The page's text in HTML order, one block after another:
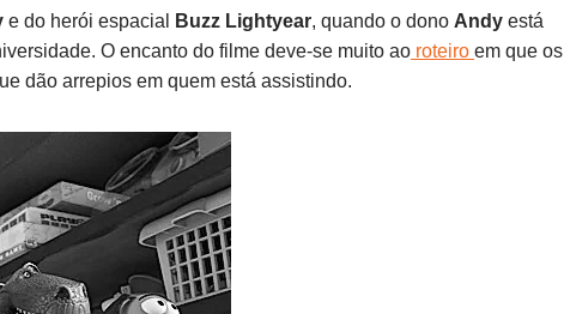
e do herói espacial Buzz Lightyear, quando o dono Andy está
O encanto do filme deve-se muito ao roteiro em que os
dão arrepios em quem está assistindo.